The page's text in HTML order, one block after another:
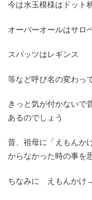
今は水玉模様はドット
オーバーオールはサロ
スパッツはレギンス
等など呼び名の変わっ
きっと気が付かないで
あるのでしょう
昔、祖母に「えもんか
からなかった時の事を
ちなみに えもんかけ